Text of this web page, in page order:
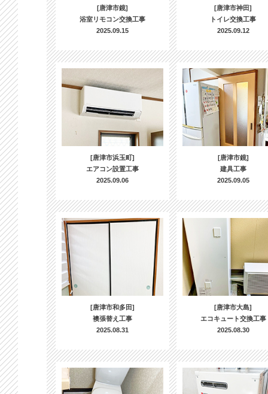
[唐津市鏡]
浴室リモコン交換工事
2025.09.15
[唐津市神田]
トイレ交換工事
2025.09.12
[唐津市浜玉町]
エアコン設置工事
2025.09.06
[唐津市鏡]
建具工事
2025.09.05
[唐津市和多田]
襖張替え工事
2025.08.31
[唐津市大島]
エコキュート交換工事
2025.08.30